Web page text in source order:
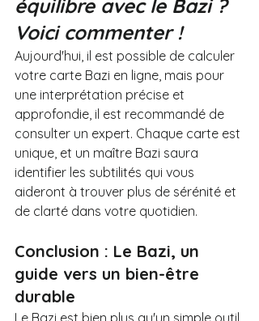
équilibre avec le Bazi ?
Voici commenter !
Aujourd'hui, il est possible de calculer
votre carte Bazi en ligne, mais pour
une interprétation précise et
approfondie, il est recommandé de
consulter un expert. Chaque carte est
unique, et un maître Bazi saura
identifier les subtilités qui vous
aideront à trouver plus de sérénité et
de clarté dans votre quotidien.
Conclusion : Le Bazi, un
guide vers un bien-être
durable